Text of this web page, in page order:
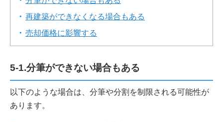
再建築ができなくなる場合もある
売却価格に影響する
5-1.分筆ができない場合もある
以下のような場合は、分筆や分割を制限される可能性が
あります。